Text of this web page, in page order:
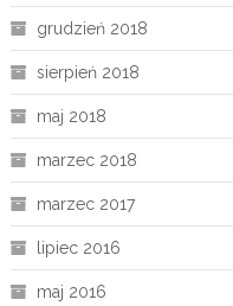
grudzień 2018
sierpień 2018
maj 2018
marzec 2018
marzec 2017
lipiec 2016
maj 2016